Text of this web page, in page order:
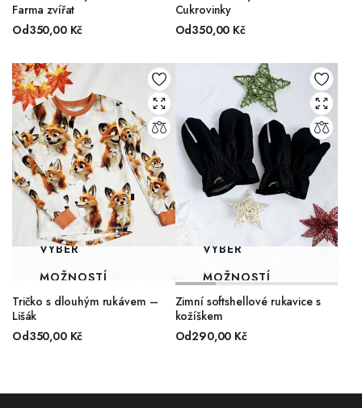
Farma zvířat
Od350,00 Kč
Cukrovinky
Od350,00 Kč
VÝBĚR
MOŽNOSTÍ
Tričko s dlouhým rukávem –
Lišák
Od350,00 Kč
VÝBĚR
MOŽNOSTÍ
Zimní softshellové rukavice s
kožíškem
Od290,00 Kč